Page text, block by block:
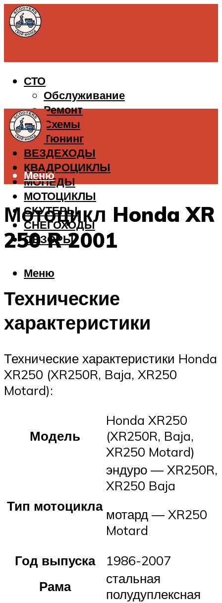
СТО
Обслуживание
Ремонт
Схемы
Тюнинг
ВЕЗДЕХОДЫ
КВАДРОЦИКЛЫ
МОПЕДЫ
МОТОЦИКЛЫ
СКУТЕРЫ
СНЕГОХОДЫ
ОБЗОРЫ
Меню
Меню
Мотоцикл Honda XR
250 R 2001
Технические
характеристики
Технические характеристики Honda
XR250 (XR250R, Baja, XR250
Motard):
Модель
Honda XR250
(XR250R, Baja,
XR250 Motard)
Тип мотоцикла
эндуро — XR250R,
XR250 Baja
мотард — XR250
Motard
Год выпуска
1986-2007
Рама
стальная
полудуплексная